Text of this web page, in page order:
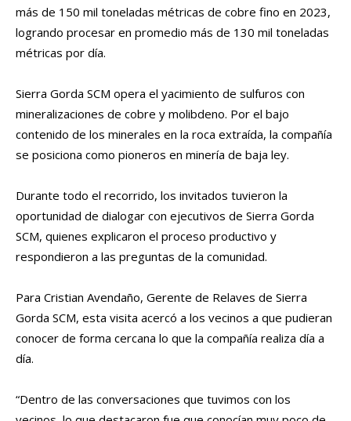
más de 150 mil toneladas métricas de cobre fino en 2023,
logrando procesar en promedio más de 130 mil toneladas
métricas por día.
Sierra Gorda SCM opera el yacimiento de sulfuros con
mineralizaciones de cobre y molibdeno. Por el bajo
contenido de los minerales en la roca extraída, la compañía
se posiciona como pioneros en minería de baja ley.
Durante todo el recorrido, los invitados tuvieron la
oportunidad de dialogar con ejecutivos de Sierra Gorda
SCM, quienes explicaron el proceso productivo y
respondieron a las preguntas de la comunidad.
Para Cristian Avendaño, Gerente de Relaves de Sierra
Gorda SCM, esta visita acercó a los vecinos a que pudieran
conocer de forma cercana lo que la compañía realiza día a
día.
“Dentro de las conversaciones que tuvimos con los